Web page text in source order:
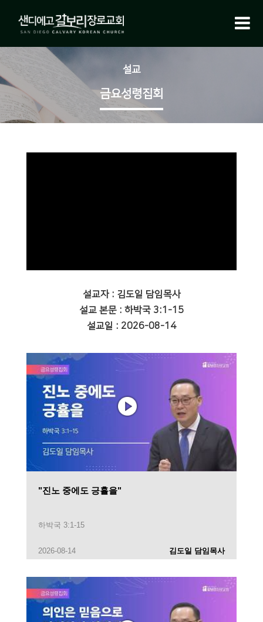
설교
금요성령집회
설교자 : 김도일 담임목사
설교 본문 : 하박국 3:1-15
설교일 : 2026-08-14
"진노 중에도 긍휼을"
하박국 3:1-15
2026-08-14 김도일 담임목사